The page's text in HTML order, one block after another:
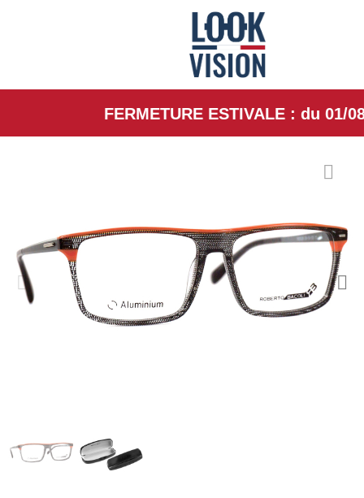
FERMETURE ESTIVALE : du 01/08/